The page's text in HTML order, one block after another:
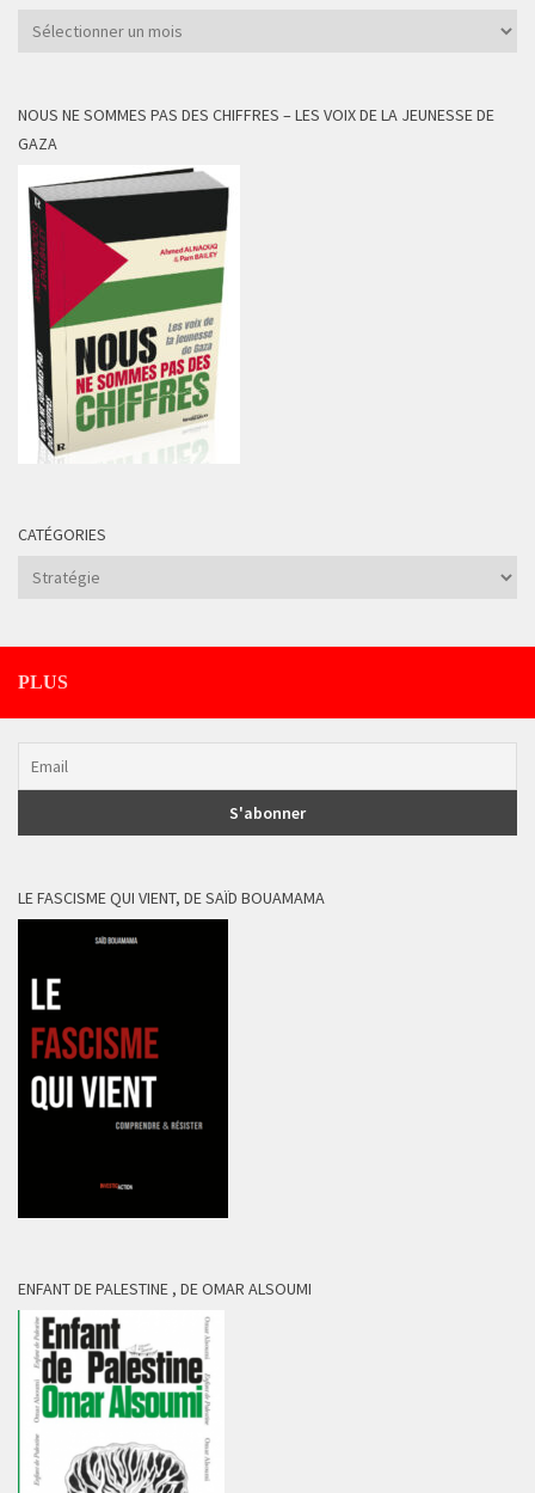
Archives
NOUS NE SOMMES PAS DES CHIFFRES – LES VOIX DE LA JEUNESSE DE
GAZA
CATÉGORIES
Catégories
PLUS
LE FASCISME QUI VIENT, DE SAÏD BOUAMAMA
ENFANT DE PALESTINE , DE OMAR ALSOUMI